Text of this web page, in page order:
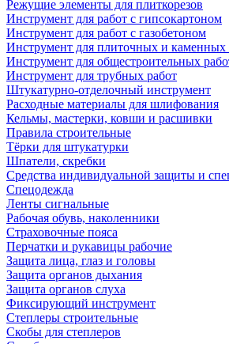
Режущие элементы для плиткорезов
Инструмент для работ с гипсокартоном
Инструмент для работ с газобетоном
Инструмент для плиточных и каменных
Инструмент для общестроительных
Инструмент для трубных работ
Штукатурно-отделочный инструмент
Расходные материалы для шлифования
Кельмы, мастерки, ковши и расшивки
Правила строительные
Тёрки для штукатурки
Шпатели, скребки
Средства индивидуальной защиты и
Спецодежда
Ленты сигнальные
Рабочая обувь, наколенники
Страховочные пояса
Перчатки и рукавицы рабочие
Защита лица, глаз и головы
Защита органов дыхания
Защита органов слуха
Фиксирующий инструмент
Степлеры строительные
Скобы для степлеров